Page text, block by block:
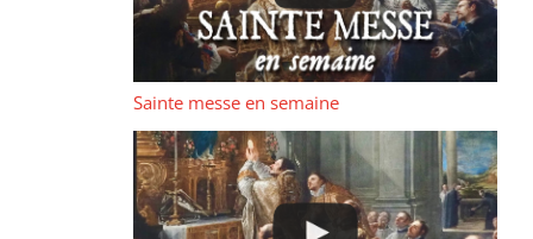
Sainte messe en semaine